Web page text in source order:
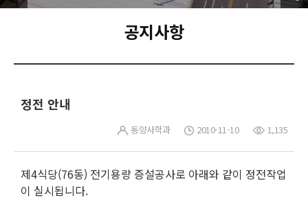
공지사항
정전 안내
동양사학과 2010-11-10 1,135
제4식당(76동) 전기용량 증설공사로 아래와 같이 정전작업
이 실시됩니다.